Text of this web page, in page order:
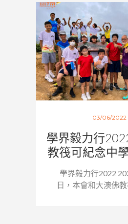
03/06/2022
學界毅力行
教筏可紀念中
學界毅力行2022
日，本會和大澳佛